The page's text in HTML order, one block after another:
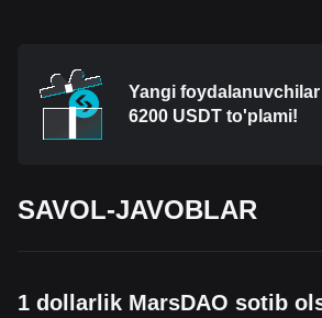
Yangi
6200 USDT to'plami!
SAVOL-JAVOBLAR
1 dollarlik MarsDAO sotib